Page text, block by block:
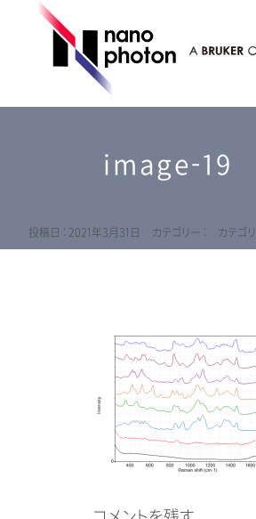
RAMANtouch vioLa | 紫外・深紫外ラマ
sumilé | 広帯域 反射型対物レンズ
RAMAN顕微鏡オンライン見積もり
無機化合物・鉱物image-19
投稿日 : 2021年3月31日 カテゴリー : カテゴ